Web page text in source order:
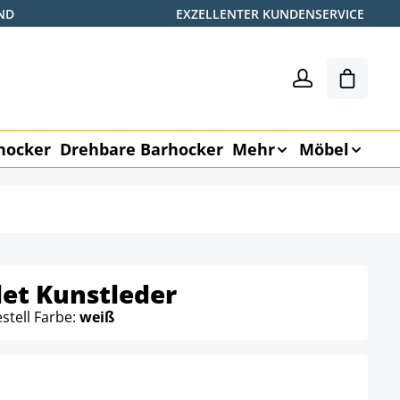
EXZELLENTER KUNDENSERVICE
Drehbare Barhocker Mehr Möbel
Kunstleder
Farbe: weiß